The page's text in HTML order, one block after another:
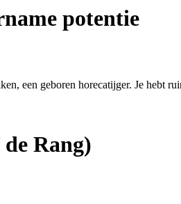
potentie
een geboren horecatijger. Je
Rang)